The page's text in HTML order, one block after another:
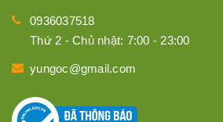
0936037518
Thứ 2 - Chủ nhật: 7:00 - 23:00
yungoc@gmail.com